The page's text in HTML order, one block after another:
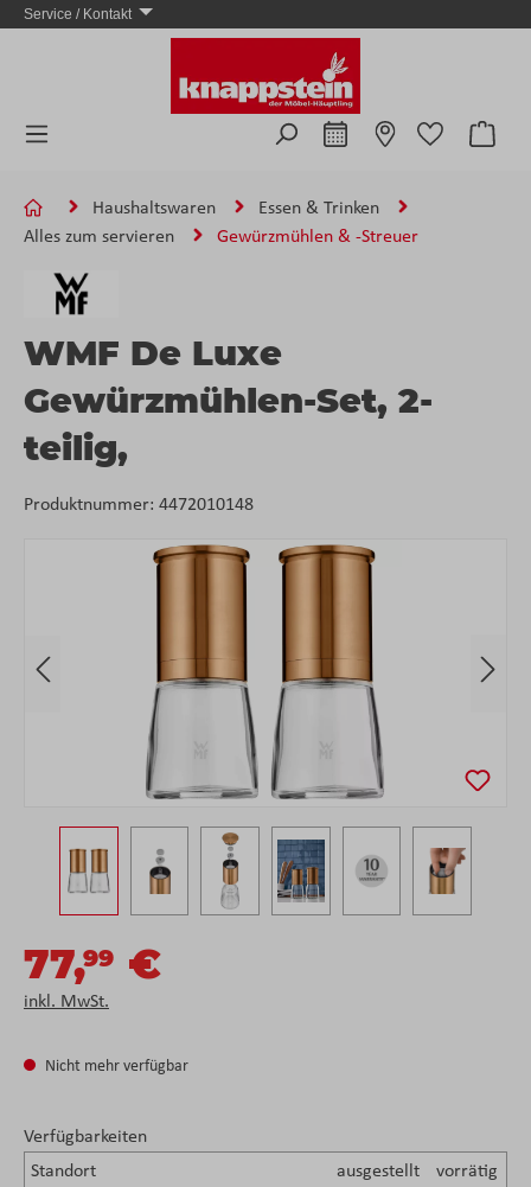
Zum Hauptinhalt springen
Service / Kontakt
Haushaltswaren
Essen & Trinken
Alles zum servieren
Gewürzmühlen & -Streuer
Bildergalerie überspringen
WMF De Luxe
Gewürzmühlen-Set, 2-
teilig,
Produktnummer: 4472010148
77,99 €
inkl. MwSt.
Nicht mehr verfügbar
Verfügbarkeiten
Standort
ausgestellt vorrätig